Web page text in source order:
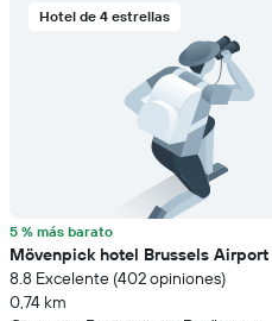
Hotel de 4 estrellas
5 % más barato
Mövenpick hotel Brussels Airport
8.8 Excelente (402 opiniones)
0,74 km